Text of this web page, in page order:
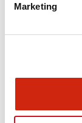
Marketing
10/10/